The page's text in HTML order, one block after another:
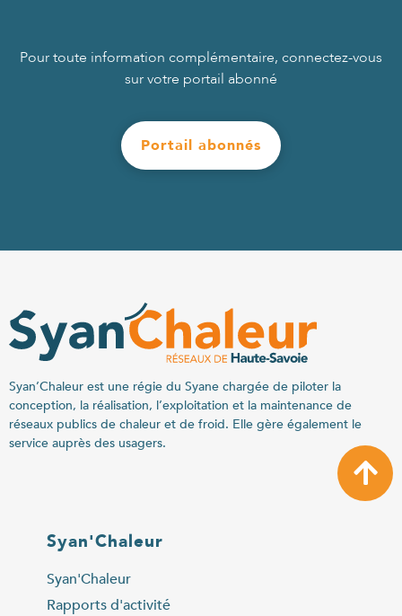
Pour toute information complémentaire, connectez-vous
sur votre portail abonné
Portail abonnés
Syan’Chaleur est une régie du Syane chargée de piloter la
conception, la réalisation, l’exploitation et la maintenance de
réseaux publics de chaleur et de froid. Elle gère également le
service auprès des usagers.
Syan'Chaleur
Syan'Chaleur
Rapports d'activité